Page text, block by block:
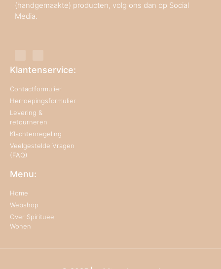
(handgemaakte) producten, volg ons dan op Social
Media.
Klantenservice:
Contactformulier
Herroepingsformulier
Levering &
retourneren
Klachtenregeling
Veelgestelde Vragen
(FAQ)
Menu:
Home
Webshop
Over Spiritueel
Wonen